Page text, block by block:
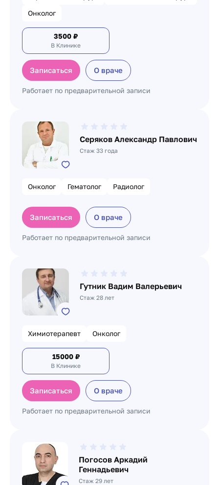
Онколог
3500 ₽
В Клинике
Записаться О враче
Работает по предварительной записи
Серяков Александр Павлович
Стаж 33 года
Онколог Гематолог Радиолог
Записаться О враче
Работает по предварительной записи
Гутник Вадим Валерьевич
Стаж 28 лет
Химиотерапевт Онколог
15000₽
В Клинике
Записаться О враче
Работает по предварительной записи
Погосов Аркадий
Геннадьевич
Стаж 29 лет